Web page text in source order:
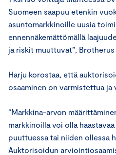
Suomeen saapuu etenkin
asuntomarkkinoille uusia
ennennäkemättömällä
ja riskit muuttuvat”, Brotherus
Harju korostaa, että
osaaminen on varmistettua ja
“Markkina-arvon
markkinoilla voi olla
puuttuessa tai niiden ollessa
Auktorisoidun